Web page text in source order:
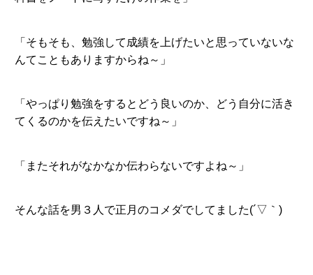
「そもそも、勉強して成績を上げたいと思っていないな
んてこともありますからね～」
「やっぱり勉強をするとどう良いのか、どう自分に活き
てくるのかを伝えたいですね～」
「またそれがなかなか伝わらないですよね～」
そんな話を男３人で正月のコメダでしてました(´▽｀)